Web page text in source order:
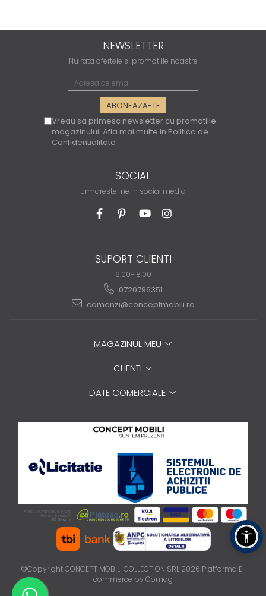
NEWSLETTER
Nu rata ofertele si promotiile noastre
Vreau sa primesc newsletter cu promotiile
magazinului. Afla mai multe in Politica de
Confidentialitate
SOCIAL
Urmareste-ne in social media
SUPORT CLIENTI
9:00-18:00
0720796351
comenzi@conceptmobili.ro
MAGAZINUL MEU
CLIENTI
DATE COMERCIALE
©Copyright CONCEPT MOBILI COLLECTION SRL 2026 Platforma E-
commerce by Gomag